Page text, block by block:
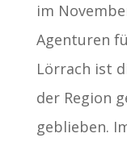
im
Agenturen
Lörrach ist
der Region
geblieben.